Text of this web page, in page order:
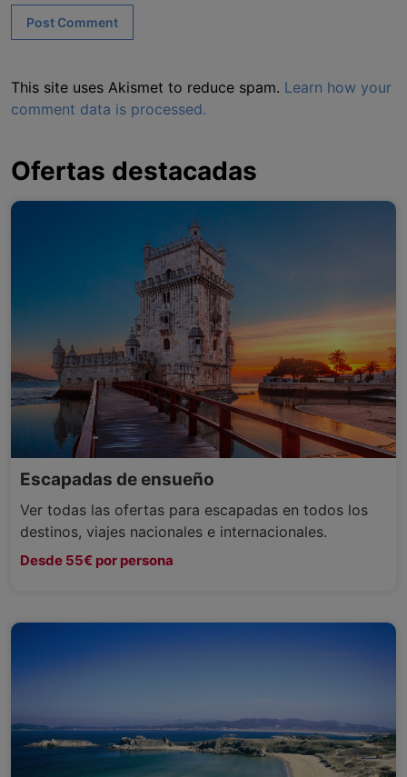
This site uses Akismet to reduce spam. Learn how your
comment data is processed.
Ofertas destacadas
Escapadas de ensueño
Ver todas las ofertas para escapadas en todos los
destinos, viajes nacionales e internacionales.
Desde 55€ por persona